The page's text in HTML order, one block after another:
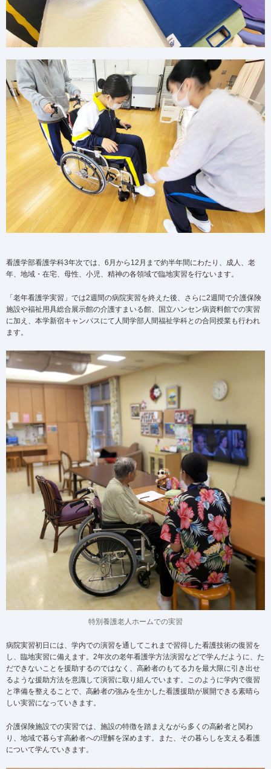
看護学部看護学科3年次では、6月から12月まで約半年間にわたり、成人、老
年、地域・在宅、母性、小児、精神の各領域で臨地実習を行ないます。
「老年看護学実習」では2週間の病院実習を終えた後、さらに2週間で介護保険
施設や福祉用具総合展示館の介護すまいる館、国立ハンセン病資料館での実習
に加え、本学新宿キャンパスにて人間学部人間福祉学科との合同授業も行われ
ます。
特別養護老人ホームでの実習
病院実習初日には、学内での演習を通してこれまで習得した看護技術の復習を
し、臨地実習に備えます。2年次の老年看護学方法演習などで学んだように、た
だできないことを援助するのではなく、高齢者のもてる力を最大限に引き出せ
るような援助方法を意識して演習に取り組んでいます。このように学内で復習
と準備を整えることで、高齢者の強みを生かした看護援助が展開できる素晴ら
しい実習になっていきます。
介護保険施設での実習では、施設の特徴を踏まえながら多くの高齢者と関わ
り、地域で暮らす高齢者への理解を深めます。また、その暮らしを支える看護
について学んでいきます。